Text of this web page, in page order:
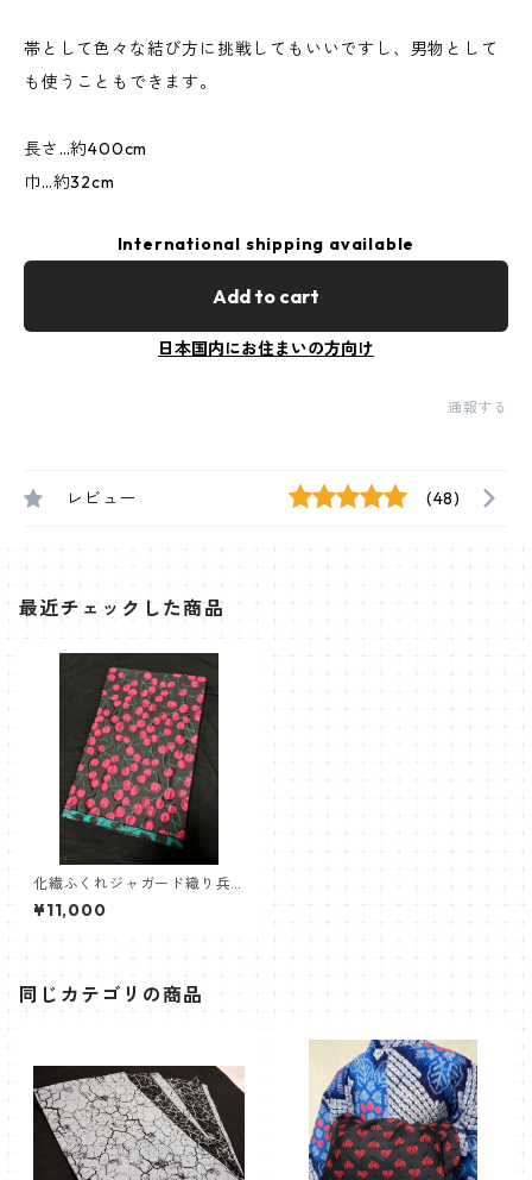
帯として色々な結び方に挑戦してもいいですし、男物として
も使うこともできます。
長さ…約400cm
巾…約32cm
International shipping available
Add to cart
日本国内にお住まいの方向け
通報する
レビュー (48)
最近チェックした商品
化繊ふくれジャガード織り兵
児帯【赤さくらんぼ】
¥11,000
同じカテゴリの商品